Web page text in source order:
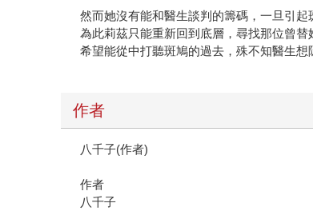
然而她沒有能和醫生談判的籌碼，一旦引起
為此莉茲只能重新回到底層，尋找那位曾替
希望能從中打聽斑鳩的過去，殊不知醫生
作者
八千子(作者)
作者
八千子